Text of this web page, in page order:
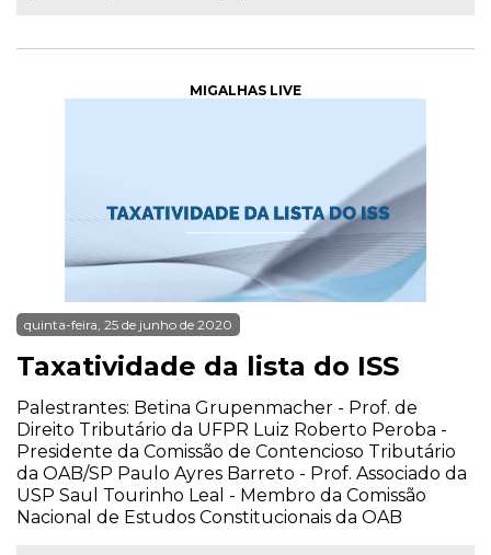
MIGALHAS LIVE
quinta-feira, 25 de junho de 2020
Taxatividade da lista do ISS
Palestrantes: Betina Grupenmacher - Prof. de
Direito Tributário da UFPR Luiz Roberto Peroba -
Presidente da Comissão de Contencioso Tributário
da OAB/SP Paulo Ayres Barreto - Prof. Associado da
USP Saul Tourinho Leal - Membro da Comissão
Nacional de Estudos Constitucionais da OAB